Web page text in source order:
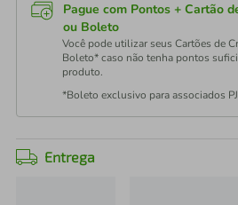
Pague com Pontos + Cartão
ou Boleto
Você pode utilizar seus Cartões de
Boleto* caso não tenha pontos
produto.
*Boleto exclusivo para associados PJ
Entrega